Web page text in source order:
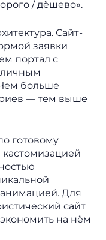
/ дёшево».
Сайт-
заявки
портал с
личным
больше
— тем выше
готовому
Для
сайт
на нём